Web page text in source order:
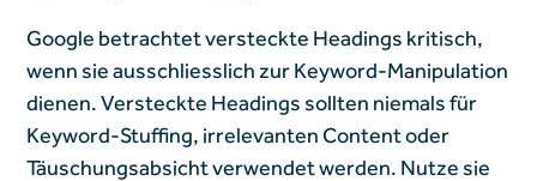
Google betrachtet versteckte Headings kritisch,
wenn sie ausschliesslich zur Keyword-Manipulation
dienen. Versteckte Headings sollten niemals für
Keyword-Stuffing, irrelevanten Content oder
Täuschungsabsicht verwendet werden. Nutze sie